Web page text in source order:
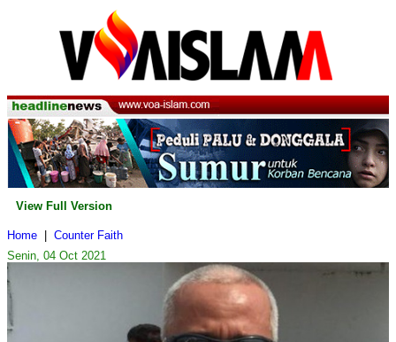
View Full Version
Home
Counter Faith
Senin, 04 Oct 2021